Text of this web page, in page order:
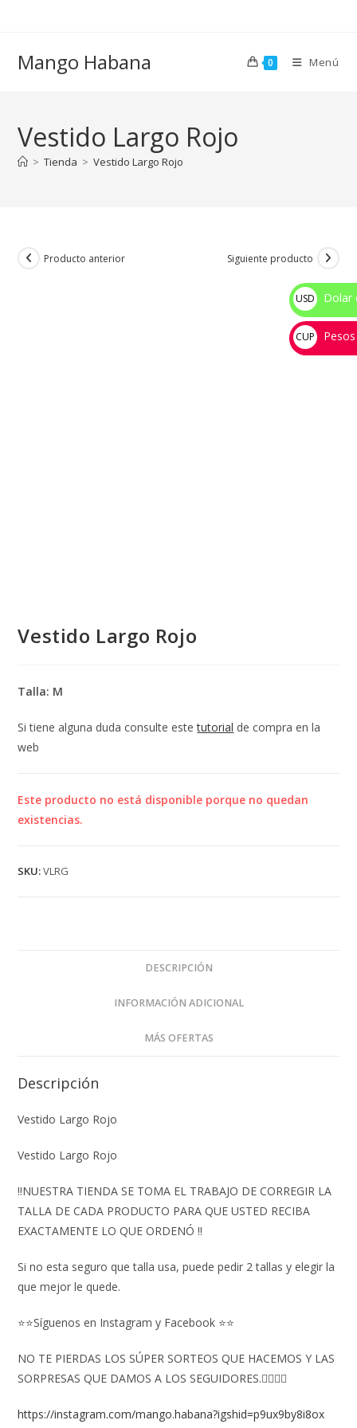
Mango Habana 0 Menú
Vestido Largo Rojo
> Tienda > Vestido Largo Rojo
Producto anterior Siguiente producto
Vestido Largo Rojo
Talla: M
Si tiene alguna duda consulte estetutorial de compra en la
web
Este producto no está disponible porque no quedan
existencias.
SKU:VLRG
DESCRIPCIÓN
INFORMACIÓN ADICIONAL
MÁS OFERTAS
Descripción
Vestido Largo Rojo
Vestido Largo Rojo
‼️NUESTRA TIENDA SE TOMA EL TRABAJO DE CORREGIR LA
TALLA DE CADA PRODUCTO PARA QUE USTED RECIBA
EXACTAMENTE LO QUE ORDENÓ ‼️
Si no esta seguro que talla usa, puede pedir 2 tallas y elegir la
que mejor le quede.
⭐⭐Síguenos en Instagram y Facebook ⭐⭐
NO TE PIERDAS LOS SÚPER SORTEOS QUE HACEMOS Y LAS
SORPRESAS QUE DAMOS A LOS SEGUIDORES.👇🏻👇🏻
https://instagram.com/mango.habana?igshid=p9ux9by8i8ox
USD
$
Dolar
CUP
💰
Pesos